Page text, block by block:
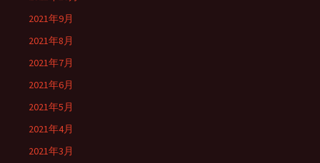
2021年9月
2021年8月
2021年7月
2021年6月
2021年5月
2021年4月
2021年3月